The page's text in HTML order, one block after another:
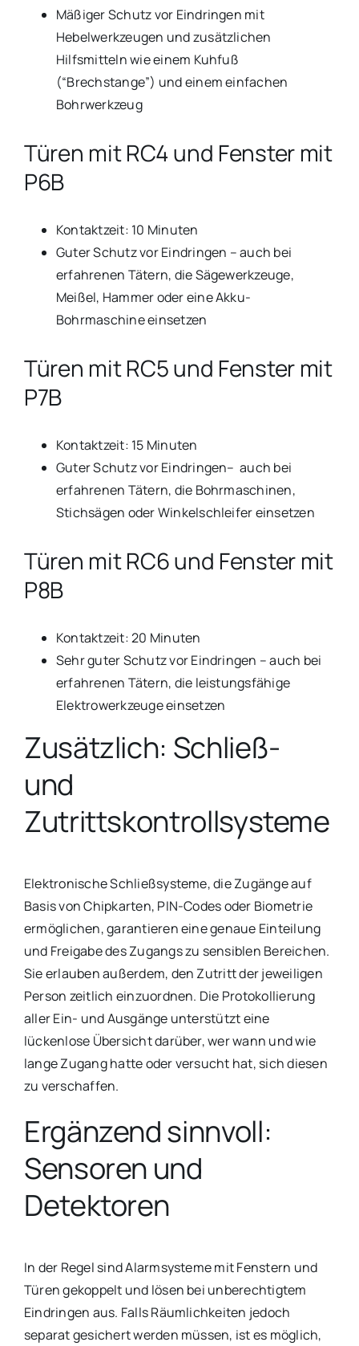
Mäßiger Schutz vor Eindringen mit
Hebelwerkzeugen und zusätzlichen
Hilfsmitteln wie einem Kuhfuß
(“Brechstange”) und einem einfachen
Bohrwerkzeug
Türen mit RC4 und Fenster mit
P6B
Kontaktzeit: 10 Minuten
Guter Schutz vor Eindringen – auch bei
erfahrenen Tätern, die Sägewerkzeuge,
Meißel, Hammer oder eine Akku-
Bohrmaschine einsetzen
Türen mit RC5 und Fenster mit
P7B
Kontaktzeit: 15 Minuten
Guter Schutz vor Eindringen– auch bei
erfahrenen Tätern, die Bohrmaschinen,
Stichsägen oder Winkelschleifer einsetzen
Türen mit RC6 und Fenster mit
P8B
Kontaktzeit: 20 Minuten
Sehr guter Schutz vor Eindringen – auch bei
erfahrenen Tätern, die leistungsfähige
Elektrowerkzeuge einsetzen
Zusätzlich: Schließ-
und
Zutrittskontrollsysteme
Elektronische Schließsysteme, die Zugänge auf
Basis von Chipkarten, PIN-Codes oder Biometrie
ermöglichen, garantieren eine genaue Einteilung
und Freigabe des Zugangs zu sensiblen Bereichen.
Sie erlauben außerdem, den Zutritt der jeweiligen
Person zeitlich einzuordnen. Die Protokollierung
aller Ein- und Ausgänge unterstützt eine
lückenlose Übersicht darüber, wer wann und wie
lange Zugang hatte oder versucht hat, sich diesen
zu verschaffen.
Ergänzend sinnvoll:
Sensoren und
Detektoren
In der Regel sind Alarmsysteme mit Fenstern und
Türen gekoppelt und lösen bei unberechtigtem
Eindringen aus. Falls Räumlichkeiten jedoch
separat gesichert werden müssen, ist es möglich,